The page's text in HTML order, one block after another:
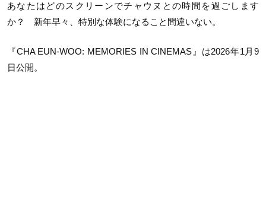
あなたはどのスクリーンでチャウヌとの時間を過ごします
か？ 新年早々、特別な体験になること間違いない。
『CHA EUN-WOO: MEMORIES IN CINEMAS』は2026年1月9
日公開。